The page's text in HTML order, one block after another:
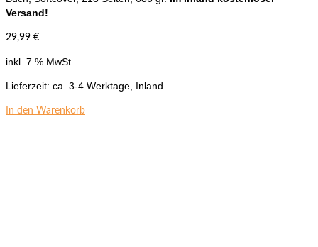
Versand!
29,99 €
inkl. 7 % MwSt.
Lieferzeit: ca. 3-4 Werktage, Inland
In den Warenkorb